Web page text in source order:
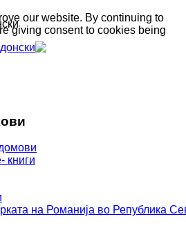
книги
our website. By continuing to
giving consent to cookies being